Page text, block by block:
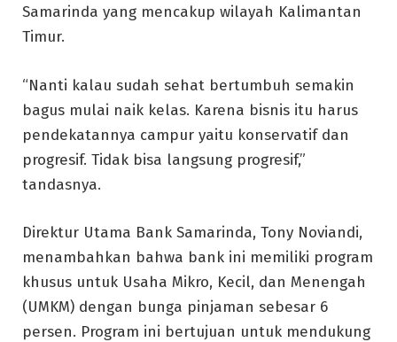
Samarinda yang mencakup wilayah Kalimantan
Timur.
“Nanti kalau sudah sehat bertumbuh semakin
bagus mulai naik kelas. Karena bisnis itu harus
pendekatannya campur yaitu konservatif dan
progresif. Tidak bisa langsung progresif,”
tandasnya.
Direktur Utama Bank Samarinda, Tony Noviandi,
menambahkan bahwa bank ini memiliki program
khusus untuk Usaha Mikro, Kecil, dan Menengah
(UMKM) dengan bunga pinjaman sebesar 6
persen. Program ini bertujuan untuk mendukung